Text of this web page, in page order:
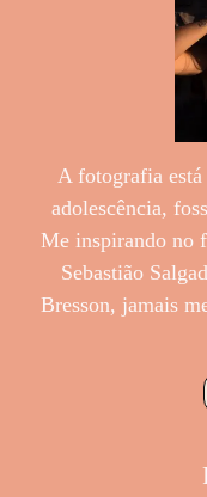
A fotografia está
adolescência,
Me inspirando no
Sebastião
Bresson, jamais